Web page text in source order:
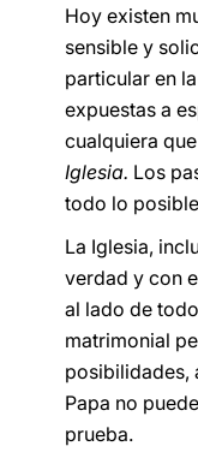
Hoy existen
sensible y
particular en
expuestas a
cualquiera
Iglesia. Los
todo lo
La Iglesia,
verdad y con
al lado de
matrimonial
posibilidades,
Papa no
prueba.